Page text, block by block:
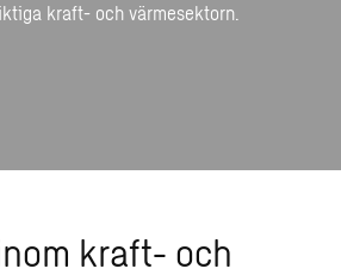
kraft- och värmesektorn.
kraft- och